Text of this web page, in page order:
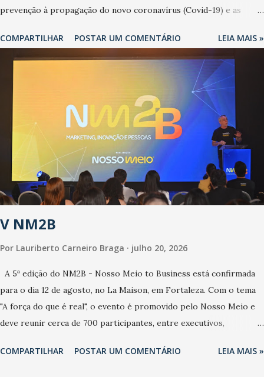
prevenção à propagação do novo coronavírus (Covid-19) e as
da pandemia e atendimento aos enfermos. O secretário informou
que o Estado tem desenvolvido um plano de contingência pautado
em formas de reconhecimento da população suspeita e de
cuidados com os ambientes públicos e domiciliares. “Nós não
estamos vivendo uma epidemia comum, como temos em todos os
anos, com aumento de casos de dengue, influenza ou H1N1. Trata-
se de uma epidemia com um vírus diferente, com um poder de
contaminação maior que outros coronavírus”, apontou o
secretário. Segundo ele, é uma epidemia com chance de
contaminação alta, podendo gerar um grande risco à população e
ao sistema de saúde. “Precisamos saber fazer a estratificação do
risco da doença, para não so...
COMPARTILHAR POSTAR UM COMENTÁRIO LEIA MAIS »
V NM2B
Por Lauriberto Carneiro Braga julho 20, 2026
A 5ª edição do NM2B - Nosso Meio to Business está confirmada
para o dia 12 de agosto, no La Maison, em Fortaleza. Com o tema
"A força do que é real", o evento é promovido pelo Nosso Meio e
deve reunir cerca de 700 participantes, entre executivos,
Desde 2022, o NM2B consolidou-se como um dos principais
COMPARTILHAR POSTAR UM COMENTÁRIO LEIA MAIS »